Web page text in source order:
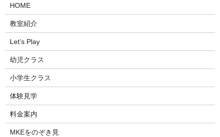
HOME
教室紹介
Let’s Play
幼児クラス
小学生クラス
体験見学
料金案内
MKEをのぞき見